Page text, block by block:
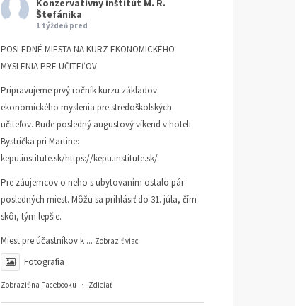
Konzervatívny inštitút M. R.
Štefánika
1 týždeň pred
POSLEDNÉ MIESTA NA KURZ EKONOMICKÉHO
MYSLENIA PRE UČITEĽOV
Pripravujeme prvý ročník kurzu základov
ekonomického myslenia pre stredoškolských
učiteľov. Bude posledný augustový víkend v hoteli
Bystrička pri Martine:
kepu.institute.sk/https://kepu.institute.sk/
Pre záujemcov o neho s ubytovaním ostalo pár
posledných miest. Môžu sa prihlásiť do 31. júla, čím
skôr, tým lepšie.
Miest pre účastníkov k ... Zobraziť viac
Fotografia
Zobraziť na Facebooku · Zdieľať